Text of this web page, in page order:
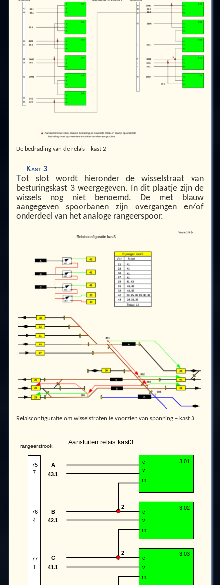
De bedrading van de relais – kast 2
Kast 3
Tot slot wordt hieronder de wisselstraat van
besturingskast 3 weergegeven. In dit plaatje zijn de
wissels nog niet benoemd. De met blauw
aangegeven spoorbanen zijn overgangen en/of
onderdeel van het analoge rangeerspoor.
Relaisconfiguratie om wisselstraten te voorzien van spanning – kast 3